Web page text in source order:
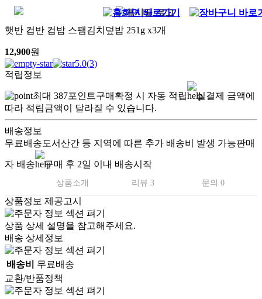
햇반 컵반 컵밥 스팸김치덮밥 251g x3개
12,900원
5.0(3)
적립정보
최대 387포인트구매확정 시 자동 적립
실결제 금액에
따라 적립금액이 달라질 수 있습니다.
배송정보
무료배송도서산간 등 지역에 따른 추가 배송비 발생 가능판매
자 배송 구매 후 2일 이내 배송시작
상품소개 리뷰 3 문의 0
상품정보 제공고시
상품 상세 설명을 참고해주세요.
배송 상세정보
배송비
무료배송
교환/반품정책